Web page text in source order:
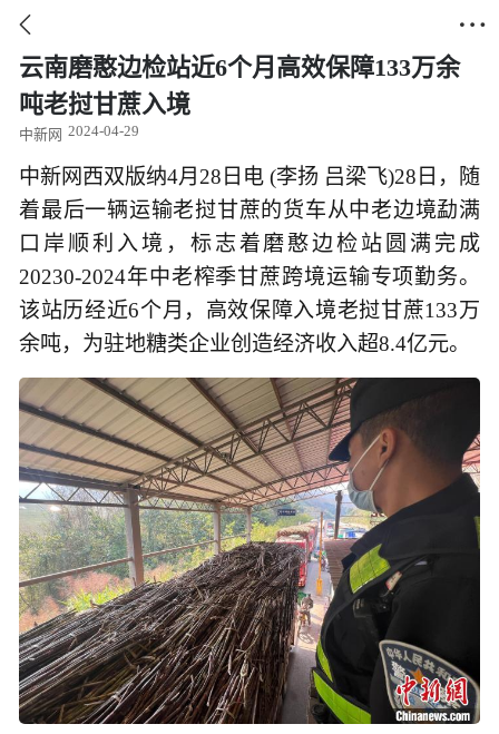
 
云南磨憨边检站近6个月高效保障133万余
吨老挝甘蔗入境
中新网 2024-04-29
中新网西双版纳4月28日电 (李扬 吕梁飞)28日，随
着最后一辆运输老挝甘蔗的货车从中老边境勐满
口岸顺利入境，标志着磨憨边检站圆满完成
20230-2024年中老榨季甘蔗跨境运输专项勤务。
该站历经近6个月，高效保障入境老挝甘蔗133万
余吨，为驻地糖类企业创造经济收入超8.4亿元。